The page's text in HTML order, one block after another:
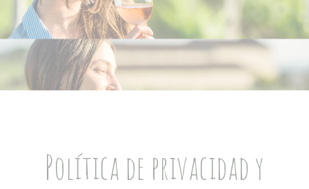
Política de privacidad y